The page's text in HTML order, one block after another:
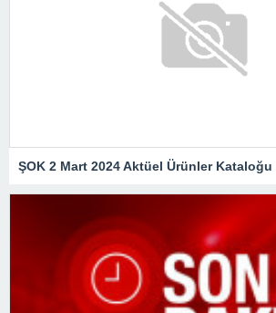
ŞOK 2 Mart 2024 Aktüel Ürünler Kataloğu